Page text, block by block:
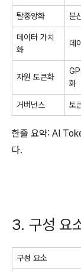
탈중앙화 분
데이터 가치
화
데
자원 토큰화
화
거버넌스 토
한줄 요약: AI
다.
3. 구성 요
구성 요소